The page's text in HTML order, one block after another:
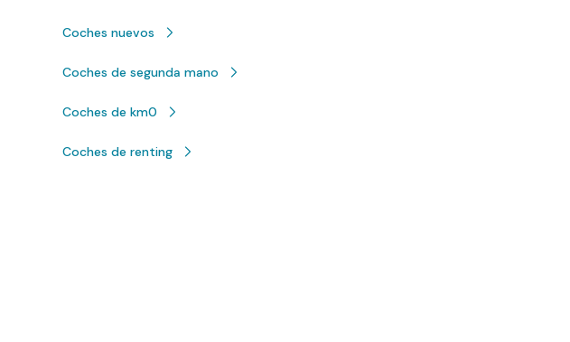
Coches nuevos
Coches de segunda mano
Coches de km0
Coches de renting